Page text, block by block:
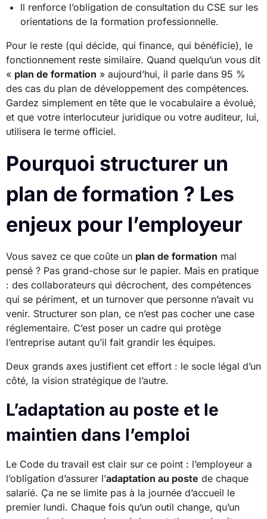
Il renforce l’obligation de consultation du CSE sur les
orientations de la formation professionnelle.
Pour le reste (qui décide, qui finance, qui bénéficie), le
fonctionnement reste similaire. Quand quelqu’un vous dit
« plan de formation » aujourd’hui, il parle dans 95 %
des cas du plan de développement des compétences.
Gardez simplement en tête que le vocabulaire a évolué,
et que votre interlocuteur juridique ou votre auditeur, lui,
utilisera le terme officiel.
Pourquoi structurer un
plan de formation ? Les
enjeux pour l’employeur
Vous savez ce que coûte un plan de formation mal
pensé ? Pas grand-chose sur le papier. Mais en pratique
: des collaborateurs qui décrochent, des compétences
qui se périment, et un turnover que personne n’avait vu
venir. Structurer son plan, ce n’est pas cocher une case
réglementaire. C’est poser un cadre qui protège
l’entreprise autant qu’il fait grandir les équipes.
Deux grands axes justifient cet effort : le socle légal d’un
côté, la vision stratégique de l’autre.
L’adaptation au poste et le
maintien dans l’emploi
Le Code du travail est clair sur ce point : l’employeur a
l’obligation d’assurer l’adaptation au poste de chaque
salarié. Ça ne se limite pas à la journée d’accueil le
premier lundi. Chaque fois qu’un outil change, qu’un